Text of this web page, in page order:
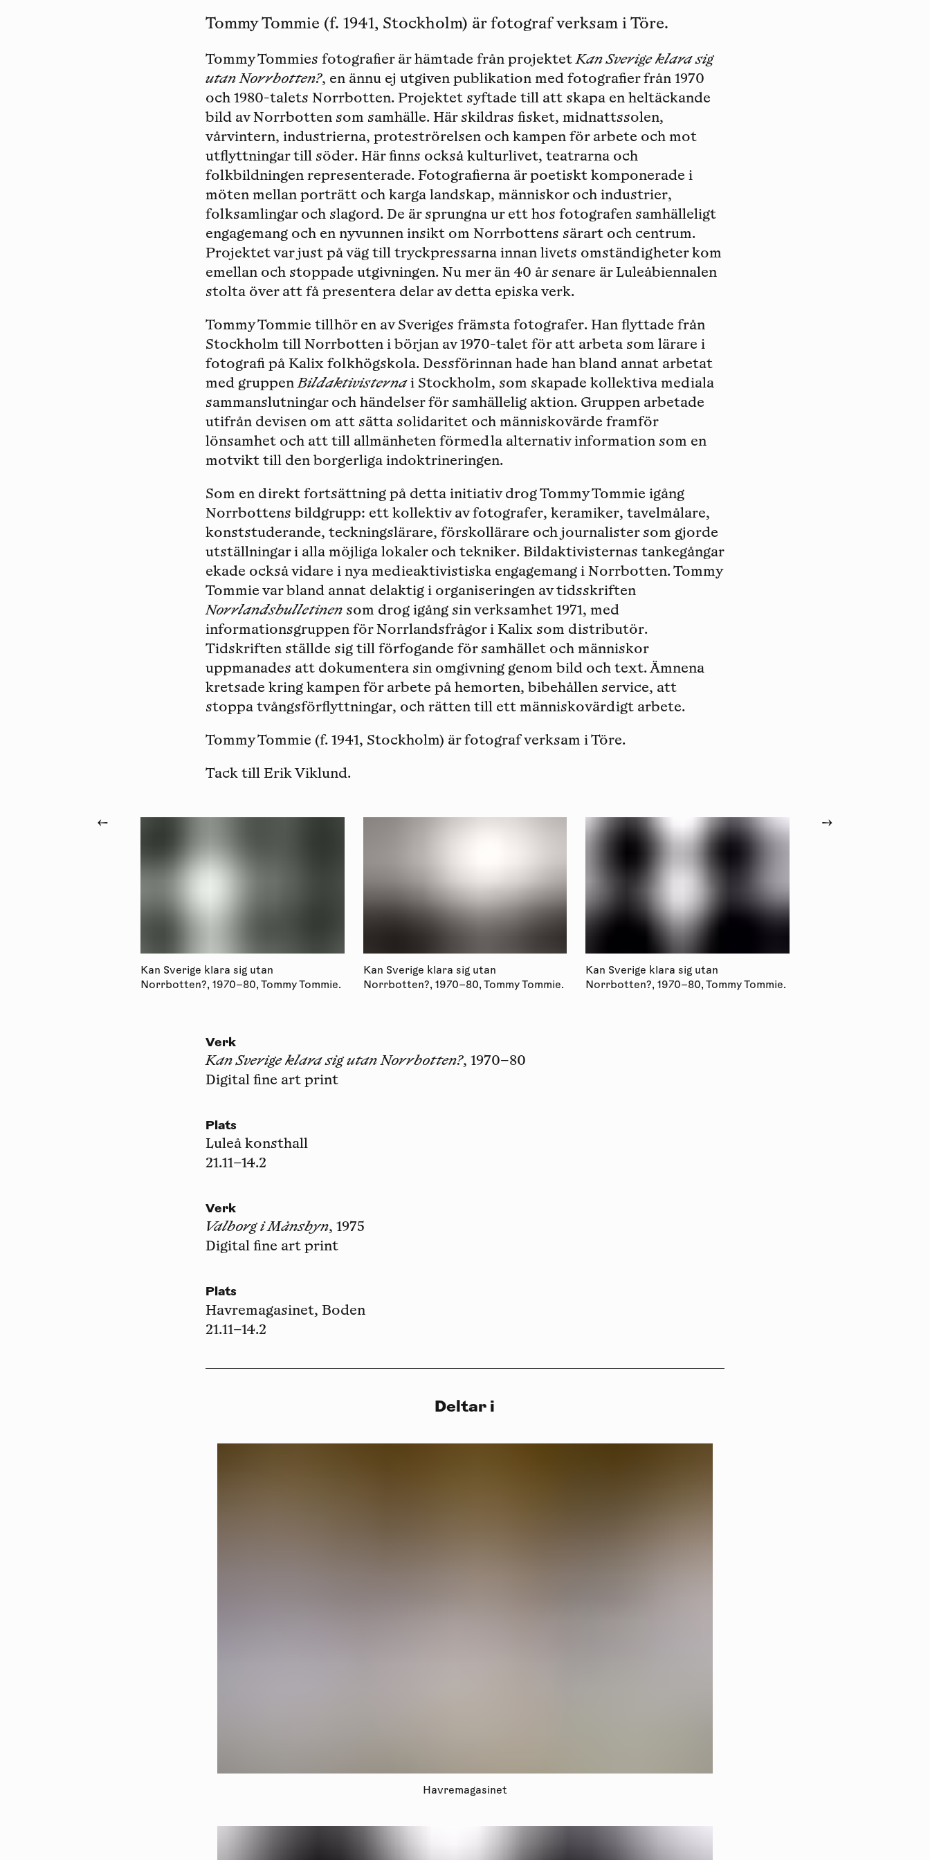
Tommy Tommie (f. 1941, Stockholm) är fotograf verksam i Töre.
Tommy Tommies fotografier är hämtade från projektetKan Sverige klara sig
utan Norrbotten?, en ännu ej utgiven publikation med fotografier från 1970
och 1980-talets Norrbotten. Projektet syftade till att skapa en heltäckande
bild av Norrbotten som samhälle. Här skildras fisket, midnattssolen,
vårvintern, industrierna, proteströrelsen och kampen för arbete och mot
utflyttningar till söder. Här finns också kulturlivet, teatrarna och
folkbildningen representerade. Fotografierna är poetiskt komponerade i
möten mellan porträtt och karga landskap, människor och industrier,
folksamlingar och slagord. De är sprungna ur ett hos fotografen samhälleligt
engagemang och en nyvunnen insikt om Norrbottens särart och centrum.
Projektet var just på väg till tryckpressarna innan livets omständigheter kom
emellan och stoppade utgivningen. Nu mer än 40 år senare är Luleåbiennalen
stolta över att få presentera delar av detta episka verk.
Tommy Tommie tillhör en av Sveriges främsta fotografer. Han flyttade från
Stockholm till Norrbotten i början av 1970-talet för att arbeta som lärare i
fotografi på Kalix folkhögskola. Dessförinnan hade han bland annat arbetat
med gruppenBildaktivisternai Stockholm, som skapade kollektiva mediala
sammanslutningar och händelser för samhällelig aktion. Gruppen arbetade
utifrån devisen om att sätta solidaritet och människovärde framför
lönsamhet och att till allmänheten förmedla alternativ information som en
motvikt till den borgerliga indoktrineringen.
Som en direkt fortsättning på detta initiativ drog Tommy Tommie igång
Norrbottens bildgrupp: ett kollektiv av fotografer, keramiker, tavelmålare,
konststuderande, teckningslärare, förskollärare och journalister som gjorde
utställningar i alla möjliga lokaler och tekniker. Bildaktivisternas tankegångar
ekade också vidare i nya medieaktivistiska engagemang i Norrbotten. Tommy
Tommie var bland annat delaktig i organiseringen av tidsskriften
Norrlandsbulletinen som drog igång sin verksamhet 1971, med
informationsgruppen för Norrlandsfrågor i Kalix som distributör.
Tidskriften ställde sig till förfogande för samhället och människor
uppmanades att dokumentera sin omgivning genom bild och text. Ämnena
kretsade kring kampen för arbete på hemorten, bibehållen service, att
stoppa tvångsförflyttningar, och rätten till ett människovärdigt arbete.
Tommy Tommie (f. 1941, Stockholm) är fotograf verksam i Töre.
Tack till Erik Viklund.
Kan Sverige klara sig utan
Norrbotten?, 1970–80, Tommy Tommie.
Kan Sverige klara sig utan
Norrbotten?, 1970–80, Tommy Tommie.
Kan Sverige klara sig utan
Norrbotten?, 1970–80, Tommy Tommie.
← →
Verk
Kan Sverige klara sig utan Norrbotten?, 1970–80
Digital fine art print
Plats
Luleå konsthall
21.11–14.2
Verk
Valborg i Månsbyn, 1975
Digital fine art print
Plats
Havremagasinet, Boden
21.11–14.2
Deltar i
Havremagasinet